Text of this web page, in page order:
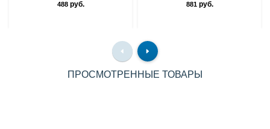
488руб. 881руб.
ПРОСМОТРЕННЫЕ ТОВАРЫ